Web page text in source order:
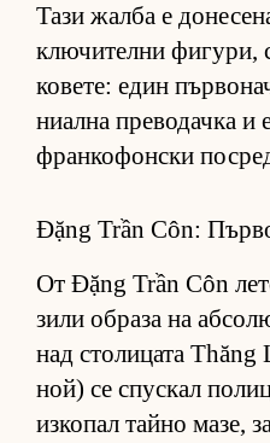
Тази жалба е
к­лю­чи­телни фи­гу­ри,
ко­ве­те: един
ни­ална пре­во­дачка и
фран­ко­фон­ски
Đặng Trần Côn:
От Đặng Trần Côn
зили об­раза на
над сто­ли­цата
ной) се спус­кал
из­ко­пал тайно ма­зе,